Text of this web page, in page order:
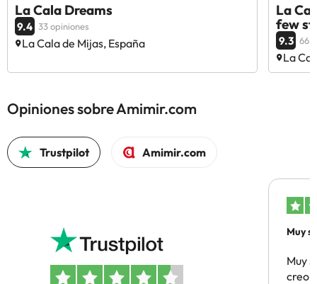
La Cala Dreams
9.4 33 opiniones
La Cala de Mijas, España
La
few
9.3 66
La
Opiniones sobre Amimir.com
Trustpilot Amimir.com
Muy
Muy
creo